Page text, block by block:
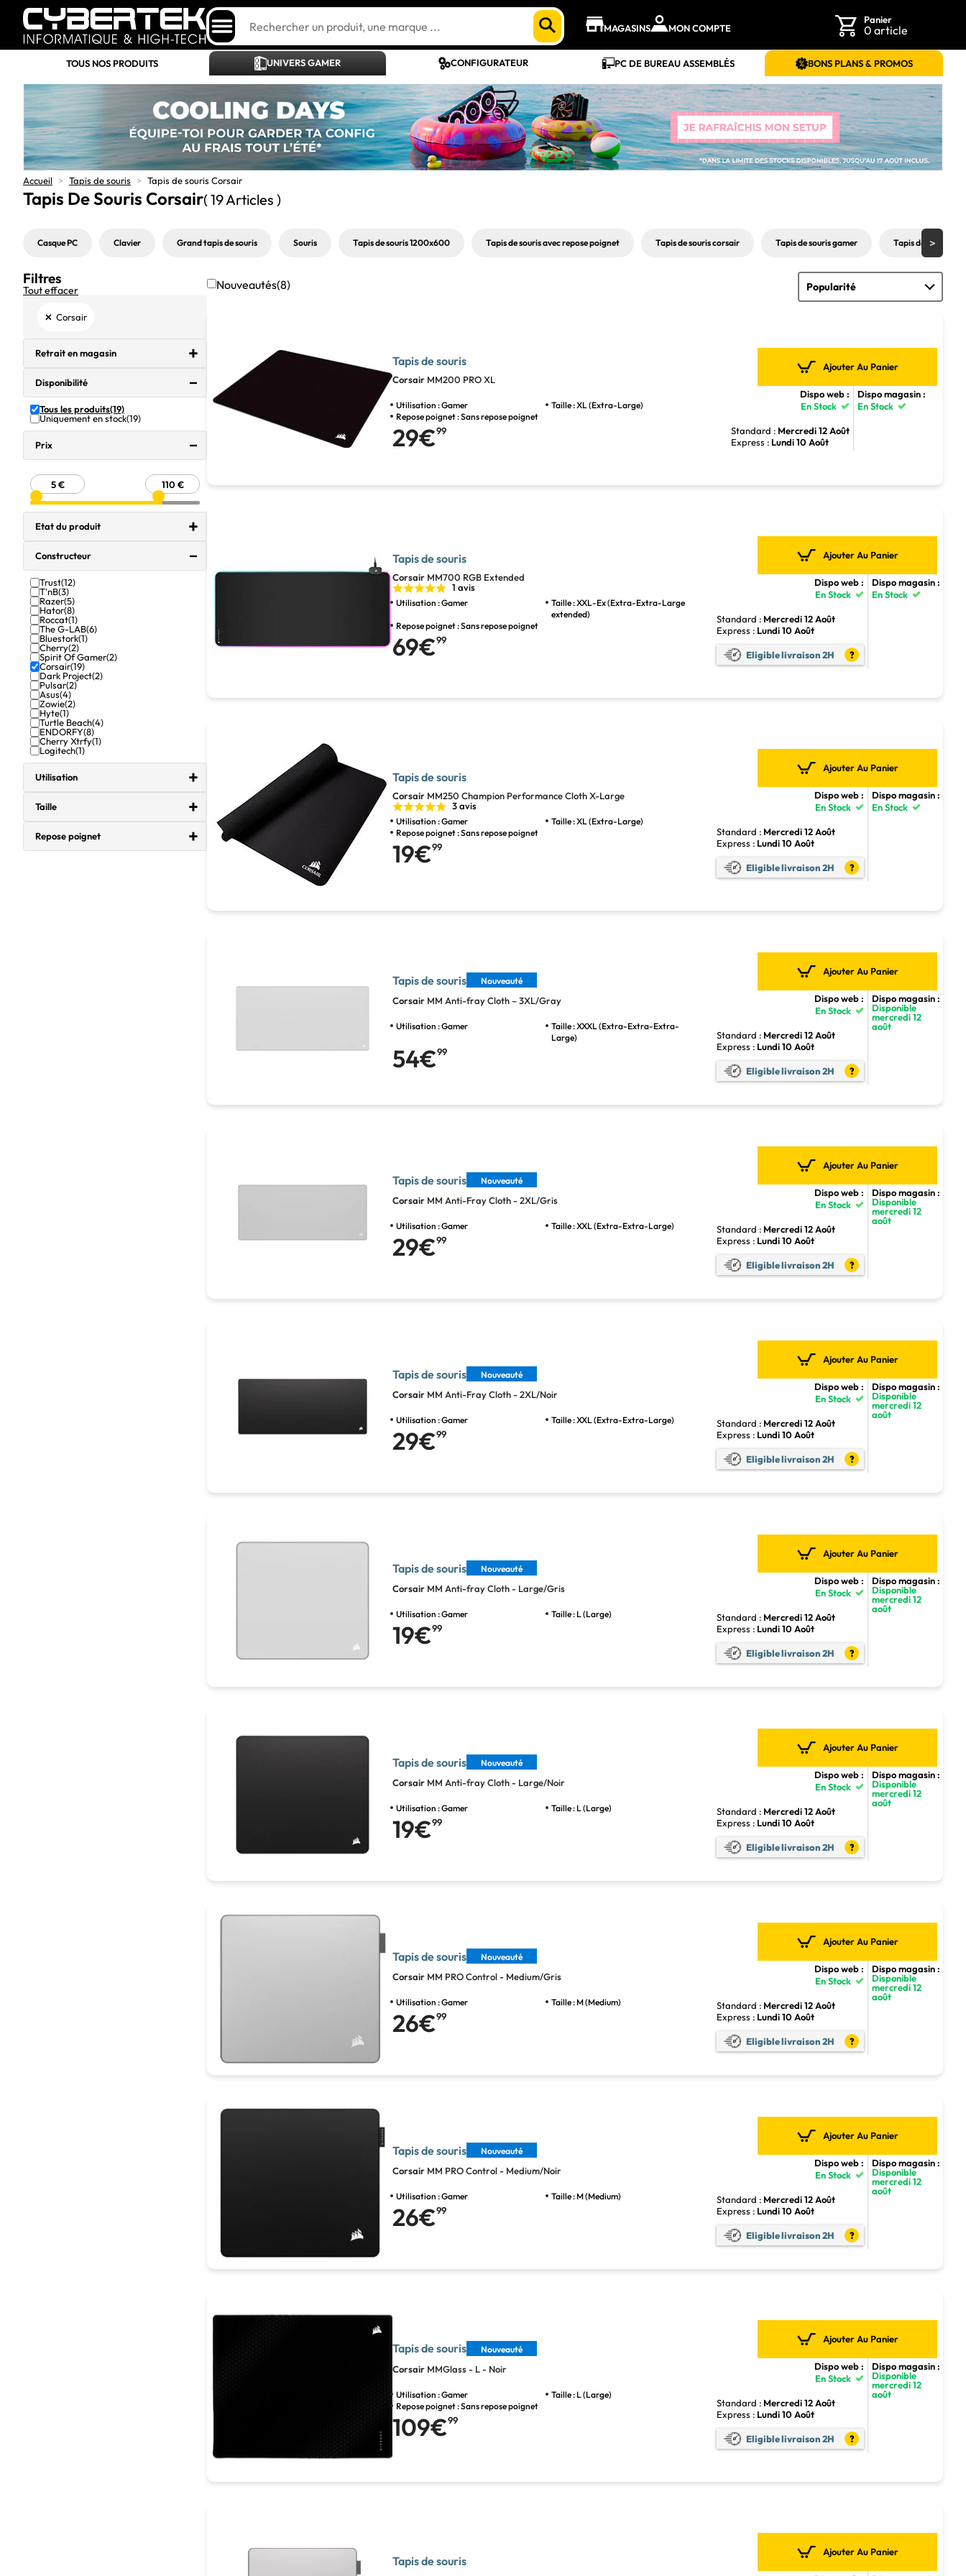
MAGASINS MON COMPTE
Panier
0 article
TOUS NOS PRODUITS UNIVERS GAMER CONFIGURATEUR PC DE BUREAU ASSEMBLÉS BONS PLANS & PROMOS
Accueil > Tapis de souris > Tapis de souris Corsair
Tapis De Souris Corsair( 19 Articles )
Casque PC Clavier Grand tapis de souris Souris Tapis de souris 1200x600 Tapis de souris avec repose poignet Tapis de souris corsair Tapis de souris gamer Tapis de souris
Filtres
Tout effacer
× Corsair
Retrait en magasin
Disponibilité
Tous les produits(19)
Uniquement en stock(19)
Prix
Etat du produit
Constructeur
Trust(12)
T'nB(3)
Razer(5)
Hator(8)
Roccat(1)
The G-LAB(6)
Bluestork(1)
Cherry(2)
Spirit Of Gamer(2)
Corsair(19)
Dark Project(2)
Pulsar(2)
Asus(4)
Zowie(2)
Hyte(1)
Turtle Beach(4)
ENDORFY(8)
Cherry Xtrfy(1)
Logitech(1)
Utilisation
Taille
Repose poignet
Nouveautés(8)
Tapis de souris
Corsair MM200 PRO XL
Utilisation : Gamer
Taille : XL (Extra-Large)
Repose poignet : Sans repose poignet
29€99
Ajouter Au Panier
Dispo web :
En Stock
Standard : Mercredi 12 Août
Express : Lundi 10 Août
Dispo magasin :
En Stock
Tapis de souris
Corsair MM700 RGB Extended
1 avis
Utilisation : Gamer
Taille : XXL-Ex (Extra-Extra-Large
extended)
Repose poignet : Sans repose poignet
69€99
Ajouter Au Panier
Dispo web :
En Stock
Standard : Mercredi 12 Août
Express : Lundi 10 Août
Eligible livraison 2H ?
Dispo magasin :
En Stock
Tapis de souris
Corsair MM250 Champion Performance Cloth X-Large
3 avis
Utilisation : Gamer
Taille : XL (Extra-Large)
Repose poignet : Sans repose poignet
19€99
Ajouter Au Panier
Dispo web :
En Stock
Standard : Mercredi 12 Août
Express : Lundi 10 Août
Eligible livraison 2H ?
Dispo magasin :
En Stock
Tapis de souris Nouveauté
Corsair MM Anti-fray Cloth – 3XL/Gray
Utilisation : Gamer
Taille : XXXL (Extra-Extra-Extra-
Large)
54€99
Ajouter Au Panier
Dispo web :
En Stock
Standard : Mercredi 12 Août
Express : Lundi 10 Août
Eligible livraison 2H ?
Dispo magasin :
Disponible
mercredi 12
août
Tapis de souris Nouveauté
Corsair MM Anti-Fray Cloth - 2XL/Gris
Utilisation : Gamer Taille : XXL (Extra-Extra-Large)
29€99
Ajouter Au Panier
Dispo web :
En Stock
Standard : Mercredi 12 Août
Express : Lundi 10 Août
Eligible livraison 2H ?
Dispo magasin :
Disponible
mercredi 12
août
Tapis de souris Nouveauté
Corsair MM Anti-Fray Cloth - 2XL/Noir
Utilisation : Gamer Taille : XXL (Extra-Extra-Large)
29€99
Ajouter Au Panier
Dispo web :
En Stock
Standard : Mercredi 12 Août
Express : Lundi 10 Août
Eligible livraison 2H ?
Dispo magasin :
Disponible
mercredi 12
août
Tapis de souris Nouveauté
Corsair MM Anti-fray Cloth - Large/Gris
Utilisation : Gamer Taille : L (Large)
19€99
Ajouter Au Panier
Dispo web :
En Stock
Standard : Mercredi 12 Août
Express : Lundi 10 Août
Eligible livraison 2H ?
Dispo magasin :
Disponible
mercredi 12
août
Tapis de souris Nouveauté
Corsair MM Anti-fray Cloth - Large/Noir
Utilisation : Gamer Taille : L (Large)
19€99
Ajouter Au Panier
Dispo web :
En Stock
Standard : Mercredi 12 Août
Express : Lundi 10 Août
Eligible livraison 2H ?
Dispo magasin :
Disponible
mercredi 12
août
Tapis de souris Nouveauté
Corsair MM PRO Control - Medium/Gris
Utilisation : Gamer Taille : M (Medium)
26€99
Ajouter Au Panier
Dispo web :
En Stock
Standard : Mercredi 12 Août
Express : Lundi 10 Août
Eligible livraison 2H ?
Dispo magasin :
Disponible
mercredi 12
août
Tapis de souris Nouveauté
Corsair MM PRO Control - Medium/Noir
Utilisation : Gamer Taille : M (Medium)
26€99
Ajouter Au Panier
Dispo web :
En Stock
Standard : Mercredi 12 Août
Express : Lundi 10 Août
Eligible livraison 2H ?
Dispo magasin :
Disponible
mercredi 12
août
Tapis de souris Nouveauté
Corsair MMGlass - L - Noir
Utilisation : Gamer
Taille : L (Large)
Repose poignet : Sans repose poignet
109€99
Ajouter Au Panier
Dispo web :
En Stock
Standard : Mercredi 12 Août
Express : Lundi 10 Août
Eligible livraison 2H ?
Dispo magasin :
Disponible
mercredi 12
août
Tapis de souris
Ajouter Au Panier